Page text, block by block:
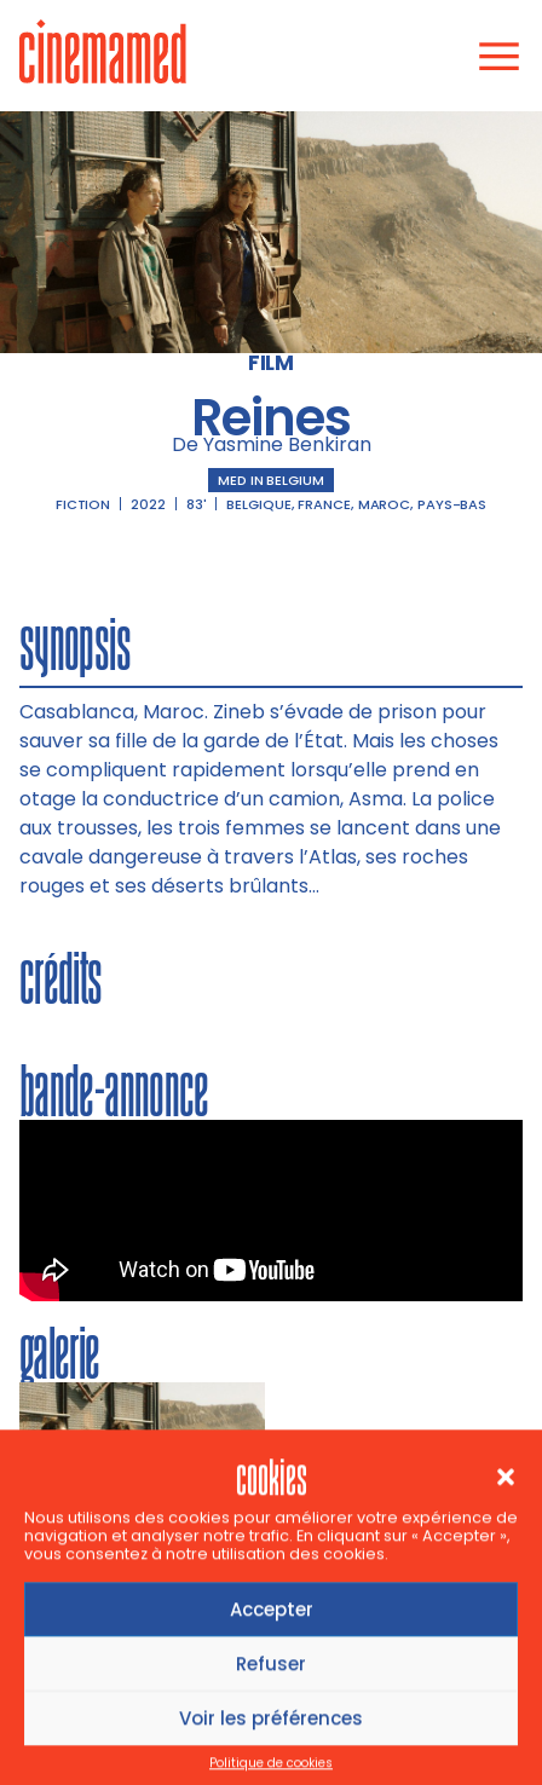
cookies
Nous utilisons des cookies pour améliorer votre expérience de
navigation et analyser notre trafic. En cliquant sur « Accepter »,
vous consentez à notre utilisation des cookies.
Accepter
Refuser
Voir les préférences
Politique de cookies
synopsis
crédits
Casablanca, Maroc. Zineb s’évade de prison pour
sauver sa fille de la garde de l’État. Mais les choses
se compliquent rapidement lorsqu’elle prend en
otage la conductrice d’un camion, Asma. La police
aux trousses, les trois femmes se lancent dans une
cavale dangereuse à travers l’Atlas, ses roches
rouges et ses déserts brûlants…
bande-annonce
galerie
FILM
Reines
De Yasmine Benkiran
MED IN BELGIUM
FICTION
2022 83' BELGIQUE,FRANCE, MAROC, PAYS-BAS